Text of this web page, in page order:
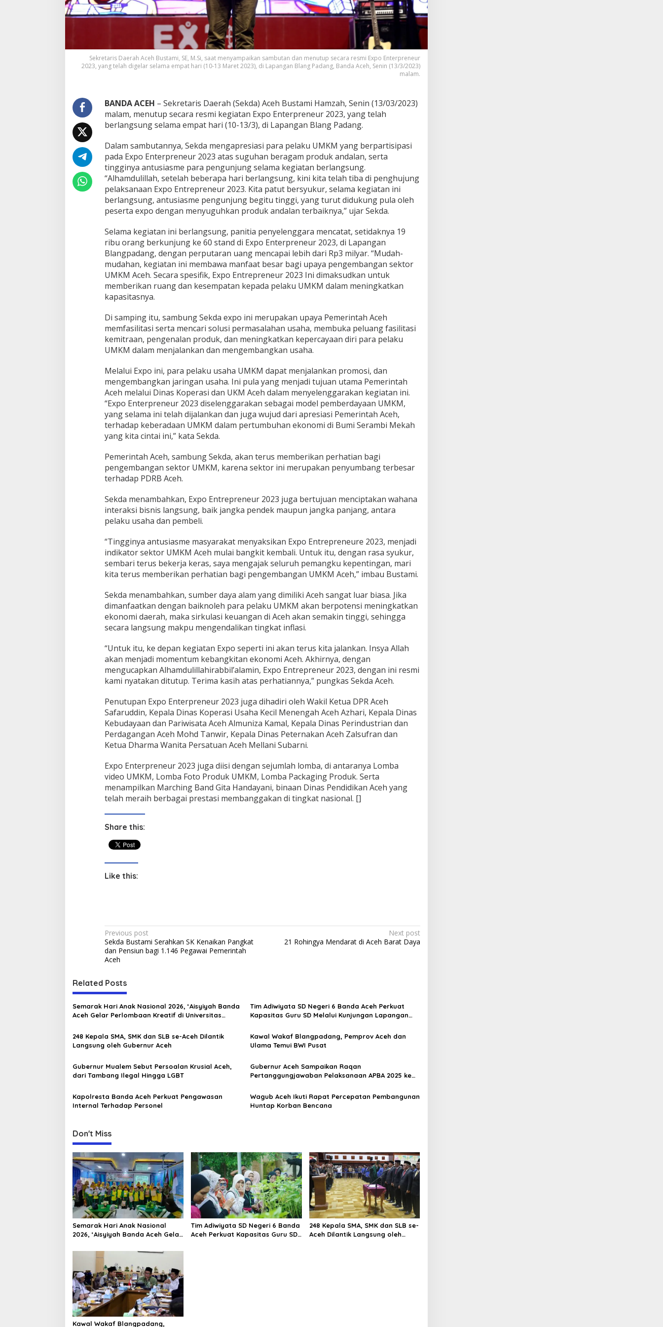
0
2
N
i
l
a
s
a
s
i
a
p
a
i
R
p
M
i
l
i
a
r
Sekretaris Daerah Aceh Bustami, SE, M.Si, saat menyampaikan sambutan dan menutup secara resmi Expo Enterpreneur
2023, yang telah digelar selama empat hari (10-13 Maret 2023), di Lapangan Blang Padang, Banda Aceh, Senin (13/3/2023)
malam.
BANDA ACEH – Sekretaris Daerah (Sekda) Aceh Bustami Hamzah, Senin (13/03/2023)
malam, menutup secara resmi kegiatan Expo Enterpreneur 2023, yang telah
berlangsung selama empat hari (10-13/3), di Lapangan Blang Padang.
Dalam sambutannya, Sekda mengapresiasi para pelaku UMKM yang berpartisipasi
pada Expo Enterpreneur 2023 atas suguhan beragam produk andalan, serta
tingginya antusiasme para pengunjung selama kegiatan berlangsung.
“Alhamdulillah, setelah beberapa hari berlangsung, kini kita telah tiba di penghujung
pelaksanaan Expo Entrepreneur 2023. Kita patut bersyukur, selama kegiatan ini
berlangsung, antusiasme pengunjung begitu tinggi, yang turut didukung pula oleh
peserta expo dengan menyuguhkan produk andalan terbaiknya,” ujar Sekda.
Selama kegiatan ini berlangsung, panitia penyelenggara mencatat, setidaknya 19
ribu orang berkunjung ke 60 stand di Expo Enterpreneur 2023, di Lapangan
Blangpadang, dengan perputaran uang mencapai lebih dari Rp3 milyar. “Mudah-
mudahan, kegiatan ini membawa manfaat besar bagi upaya pengembangan sektor
UMKM Aceh. Secara spesifik, Expo Entrepreneur 2023 Ini dimaksudkan untuk
memberikan ruang dan kesempatan kepada pelaku UMKM dalam meningkatkan
kapasitasnya.
Di samping itu, sambung Sekda expo ini merupakan upaya Pemerintah Aceh
memfasilitasi serta mencari solusi permasalahan usaha, membuka peluang fasilitasi
kemitraan, pengenalan produk, dan meningkatkan kepercayaan diri para pelaku
UMKM dalam menjalankan dan mengembangkan usaha.
Melalui Expo ini, para pelaku usaha UMKM dapat menjalankan promosi, dan
mengembangkan jaringan usaha. Ini pula yang menjadi tujuan utama Pemerintah
Aceh melalui Dinas Koperasi dan UKM Aceh dalam menyelenggarakan kegiatan ini.
“Expo Enterpreneur 2023 diselenggarakan sebagai model pemberdayaan UMKM,
yang selama ini telah dijalankan dan juga wujud dari apresiasi Pemerintah Aceh,
terhadap keberadaan UMKM dalam pertumbuhan ekonomi di Bumi Serambi Mekah
yang kita cintai ini,” kata Sekda.
Pemerintah Aceh, sambung Sekda, akan terus memberikan perhatian bagi
pengembangan sektor UMKM, karena sektor ini merupakan penyumbang terbesar
terhadap PDRB Aceh.
Sekda menambahkan, Expo Entrepreneur 2023 juga bertujuan menciptakan wahana
interaksi bisnis langsung, baik jangka pendek maupun jangka panjang, antara
pelaku usaha dan pembeli.
“Tingginya antusiasme masyarakat menyaksikan Expo Entrepreneure 2023, menjadi
indikator sektor UMKM Aceh mulai bangkit kembali. Untuk itu, dengan rasa syukur,
sembari terus bekerja keras, saya mengajak seluruh pemangku kepentingan, mari
kita terus memberikan perhatian bagi pengembangan UMKM Aceh,” imbau Bustami.
Sekda menambahkan, sumber daya alam yang dimiliki Aceh sangat luar biasa. Jika
dimanfaatkan dengan baiknoleh para pelaku UMKM akan berpotensi meningkatkan
ekonomi daerah, maka sirkulasi keuangan di Aceh akan semakin tinggi, sehingga
secara langsung makpu mengendalikan tingkat inflasi.
“Untuk itu, ke depan kegiatan Expo seperti ini akan terus kita jalankan. Insya Allah
akan menjadi momentum kebangkitan ekonomi Aceh. Akhirnya, dengan
mengucapkan Alhamdulillahirabbil’alamin, Expo Entrepreneur 2023, dengan ini resmi
kami nyatakan ditutup. Terima kasih atas perhatiannya,” pungkas Sekda Aceh.
Penutupan Expo Enterpreneur 2023 juga dihadiri oleh Wakil Ketua DPR Aceh
Safaruddin, Kepala Dinas Koperasi Usaha Kecil Menengah Aceh Azhari, Kepala Dinas
Kebudayaan dan Pariwisata Aceh Almuniza Kamal, Kepala Dinas Perindustrian dan
Perdagangan Aceh Mohd Tanwir, Kepala Dinas Peternakan Aceh Zalsufran dan
Ketua Dharma Wanita Persatuan Aceh Mellani Subarni.
Expo Enterpreneur 2023 juga diisi dengan sejumlah lomba, di antaranya Lomba
video UMKM, Lomba Foto Produk UMKM, Lomba Packaging Produk. Serta
menampilkan Marching Band Gita Handayani, binaan Dinas Pendidikan Aceh yang
telah meraih berbagai prestasi membanggakan di tingkat nasional. []
Share this:
Like this:
P
o
s
t
n
a
v
i
g
t
o
Previous post
Sekda Bustami Serahkan SK Kenaikan Pangkat
dan Pensiun bagi 1.146 Pegawai Pemerintah
Aceh
Next post
21 Rohingya Mendarat di Aceh Barat Daya
Related Posts
Semarak Hari Anak Nasional 2026, ‘Aisyiyah Banda
Aceh Gelar Perlombaan Kreatif di Universitas
Tim Adiwiyata SD Negeri 6 Banda Aceh Perkuat
Kapasitas Guru SD Melalui Kunjungan Lapangan
248 Kepala SMA, SMK dan SLB se-Aceh Dilantik
Langsung oleh Gubernur Aceh
Kawal Wakaf Blangpadang, Pemprov Aceh dan
Ulama Temui BWI Pusat
Gubernur Mualem Sebut Persoalan Krusial Aceh,
dari Tambang Ilegal Hingga LGBT
Gubernur Aceh Sampaikan Raqan
Pertanggungjawaban Pelaksanaan APBA 2025 ke
Kapolresta Banda Aceh Perkuat Pengawasan
Internal Terhadap Personel
Wagub Aceh Ikuti Rapat Percepatan Pembangunan
Huntap Korban Bencana
Don't Miss
Semarak Hari Anak Nasional
2026, ‘Aisyiyah Banda Aceh Gelar
Universitas Ahmad Dahlan Aceh
Tim Adiwiyata SD Negeri 6 Banda
Aceh Perkuat Kapasitas Guru SD
248 Kepala SMA, SMK dan SLB se-
Aceh Dilantik Langsung oleh
Kawal Wakaf Blangpadang,